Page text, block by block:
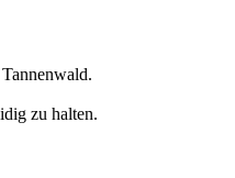
zu halten.